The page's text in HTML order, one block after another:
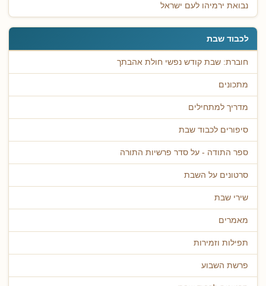
נבואת ירמיהו לעם ישראל
לכבוד שבת
חוברת: שבת קודש נפשי חולת אהבתך
מתכונים
מדריך למתחילים
סיפורים לכבוד שבת
ספר התודה - על סדר פרשיות התורה
סרטונים על השבת
שירי שבת
מאמרים
תפילות וזמירות
פרשת השבוע